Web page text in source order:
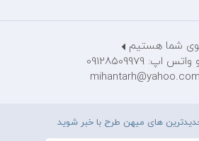
شما هستیم
اپ: 09128509979
های میهن طرح با خبر شوید